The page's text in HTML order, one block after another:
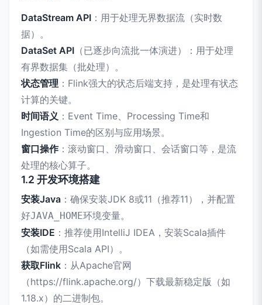
DataStream API ：用于处理无界数据流（实时数
据）。
DataSet API （已逐步向流批一体演进）：用于处理
有界数据集（批处理）。
状态管理 ：Flink强大的状态后端支持，是处理有状态
计算的关键。
时间语义 ：Event Time、Processing Time和
Ingestion Time的区别与应用场景。
窗口操作：滚动窗口、滑动窗口、会话窗口等，是流
处理的核心算子。
1.2 开发环境搭建
安装Java ：确保安装JDK 8或11（推荐11），并配置
好JAVA_HOME环境变量。
安装IDE ：推荐使用IntelliJ IDEA，安装Scala插件
（如需使用Scala API）。
获取Flink ：从Apache官网
（https://flink.apache.org/）下载最新稳定版（如
1.18.x）的二进制包。